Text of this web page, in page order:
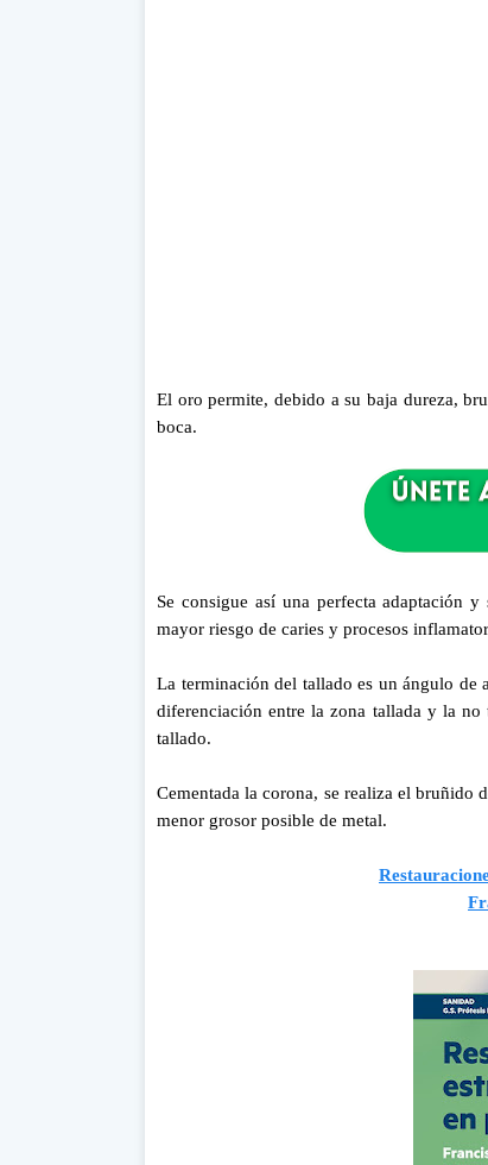
El oro permite, debido a su baja dureza,
boca.
Se consigue así una perfecta adaptación
mayor riesgo de caries y procesos
La terminación del tallado es un ángulo de
diferenciación entre la zona tallada y la
tallado.
Cementada la corona, se realiza el bruñido
menor grosor posible de metal.